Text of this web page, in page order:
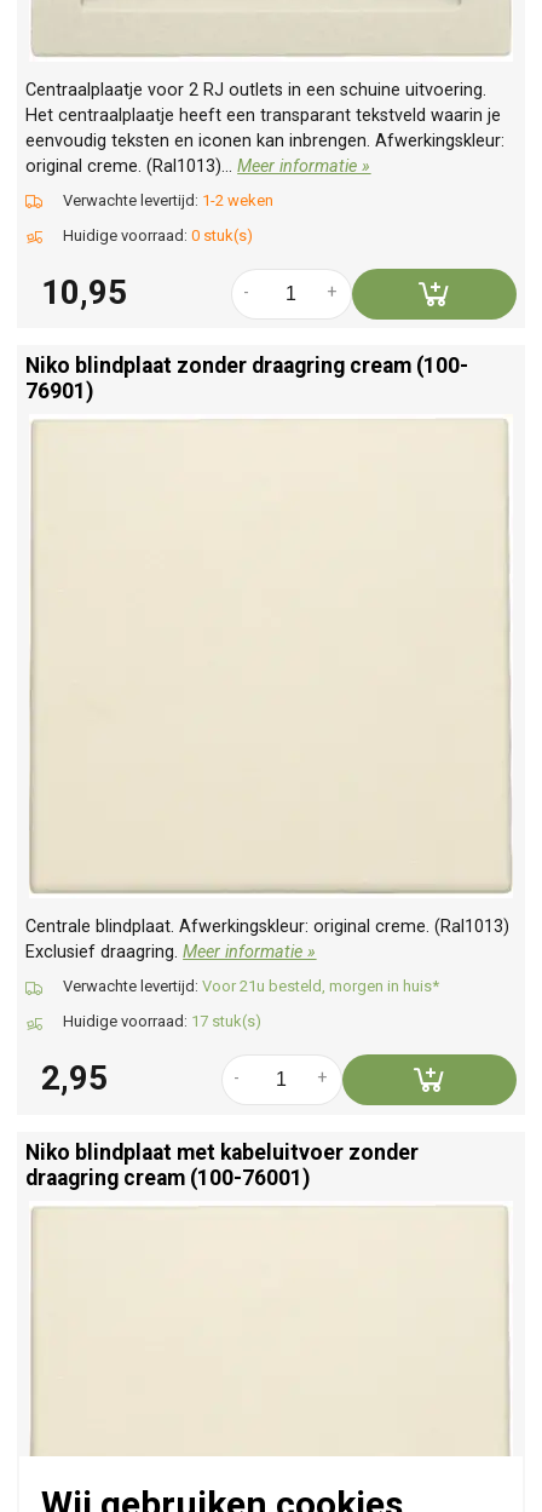
Wij gebruiken cookies
Centraalplaatje voor 2 RJ outlets in een schuine uitvoering.
Het centraalplaatje heeft een transparant tekstveld waarin je
eenvoudig teksten en iconen kan inbrengen. Afwerkingskleur:
original creme. (Ral1013)...Meer informatie »
Verwachte levertijd: 1-2 weken
Huidige voorraad: 0 stuk(s)
10,95 +
-
Niko blindplaat zonder draagring cream (100-
76901)
Centrale blindplaat. Afwerkingskleur: original creme. (Ral1013)
Exclusief draagring.Meer informatie »
Verwachte levertijd: Voor 21u besteld, morgen in huis*
Huidige voorraad: 17 stuk(s)
2,95 +
-
Niko blindplaat met kabeluitvoer zonder
draagring cream (100-76001)